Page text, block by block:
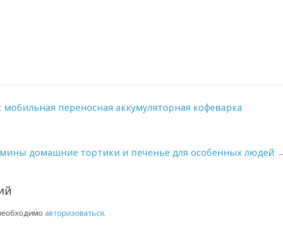
переносная аккумуляторная кофеварка
домашние тортики и печенье для особенных людей
авторизоваться.